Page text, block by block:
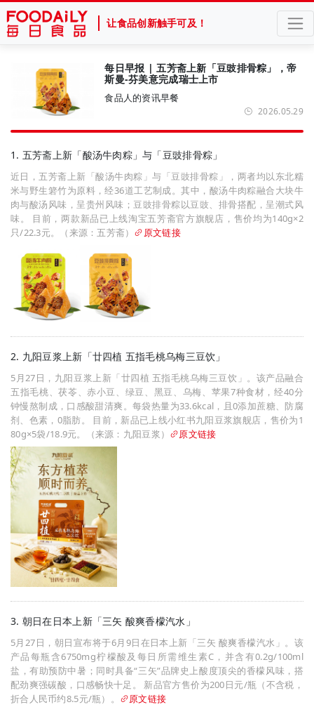
让食品创新触手可及！
每日早报 | 五芳斋上新「豆豉排骨粽」，帝
斯曼-芬美意完成瑞士上市
食品人的资讯早餐
2026.05.29
1. 五芳斋上新「酸汤牛肉粽」与「豆豉排骨粽」
近日，五芳斋上新「酸汤牛肉粽」与「豆豉排骨粽」，两者均以东北糯
米与野生箬竹为原料，经36道工艺制成。其中，酸汤牛肉粽融合大块牛
肉与酸汤风味，呈贵州风味；豆豉排骨粽以豆豉、排骨搭配，呈潮式风
味。 目前，两款新品已上线淘宝五芳斋官方旗舰店，售价均为140g×2
只/22.3元。（来源：五芳斋）
原文链接
2. 九阳豆浆上新「廿四植 五指毛桃乌梅三豆饮」
5月27日，九阳豆浆上新「廿四植 五指毛桃乌梅三豆饮」。该产品融合
五指毛桃、茯苓、赤小豆、绿豆、黑豆、乌梅、苹果7种食材，经40分
钟慢熬制成，口感酸甜清爽。每袋热量为33.6kcal，且0添加蔗糖、防腐
剂、色素，0脂肪。 目前，新品已上线小红书九阳豆浆旗舰店，售价为1
80g×5袋/18.9元。（来源：九阳豆浆）
原文链接
3. 朝日在日本上新「三矢 酸爽香檬汽水」
5月27日，朝日宣布将于6月9日在日本上新「三矢 酸爽香檬汽水」。该
产品每瓶含6750mg柠檬酸及每日所需维生素C，并含有0.2g/100ml
盐，有助预防中暑；同时具备“三矢”品牌史上酸度顶尖的香檬风味，搭
配劲爽强碳酸，口感畅快十足。 新品官方售价为200日元/瓶（不含税，
折合人民币约8.5元/瓶）。
原文链接